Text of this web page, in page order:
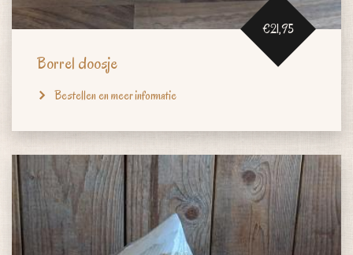
€21,95
Borrel doosje
Bestellen en meer informatie